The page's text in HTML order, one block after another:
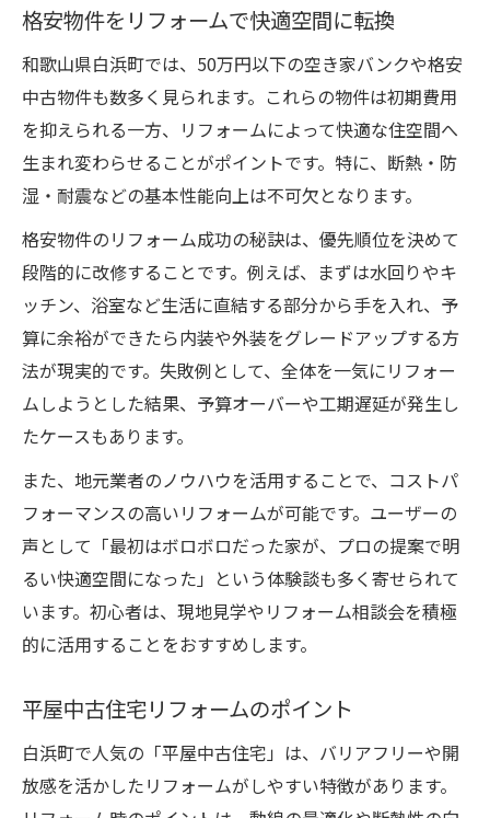
格安物件をリフォームで快適空間に転換
和歌山県白浜町では、50万円以下の空き家バンクや格安
中古物件も数多く見られます。これらの物件は初期費用
を抑えられる一方、リフォームによって快適な住空間へ
生まれ変わらせることがポイントです。特に、断熱・防
湿・耐震などの基本性能向上は不可欠となります。
格安物件のリフォーム成功の秘訣は、優先順位を決めて
段階的に改修することです。例えば、まずは水回りやキ
ッチン、浴室など生活に直結する部分から手を入れ、予
算に余裕ができたら内装や外装をグレードアップする方
法が現実的です。失敗例として、全体を一気にリフォー
ムしようとした結果、予算オーバーや工期遅延が発生し
たケースもあります。
また、地元業者のノウハウを活用することで、コストパ
フォーマンスの高いリフォームが可能です。ユーザーの
声として「最初はボロボロだった家が、プロの提案で明
るい快適空間になった」という体験談も多く寄せられて
います。初心者は、現地見学やリフォーム相談会を積極
的に活用することをおすすめします。
平屋中古住宅リフォームのポイント
白浜町で人気の「平屋中古住宅」は、バリアフリーや開
放感を活かしたリフォームがしやすい特徴があります。